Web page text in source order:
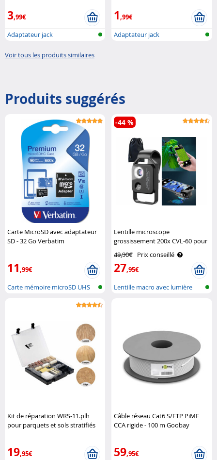
3,99€
Adaptateur jack
1,99€
Adaptateur jack
Voir tous les produits similaires
Produits suggérés
Carte MicroSD avec adaptateur
SD - 32 Go Verbatim
11,99€
Carte mémoire microSD UHS
Lentille microscope
grossissement 200x CVL-60 pour
smartphones Somikon
49,90€ Prix conseillé
27,95€
-44 %
Lentille macro avec lumière
Kit de réparation WRS-11.plh
pour parquets et sols stratifiés
19,95€
Câble réseau Cat6 S/FTP PiMF
CCA rigide - 100 m Goobay
59,95€